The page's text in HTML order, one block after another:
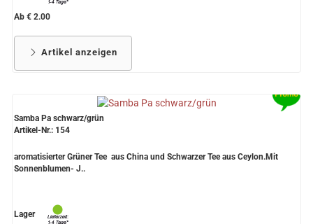
Ab € 2.00
Artikel anzeigen
Samba Pa schwarz/grün
Artikel-Nr.: 154
aromatisierter Grüner Tee aus China und Schwarzer Tee aus Ceylon.Mit
Sonnenblumen- J..
Lager